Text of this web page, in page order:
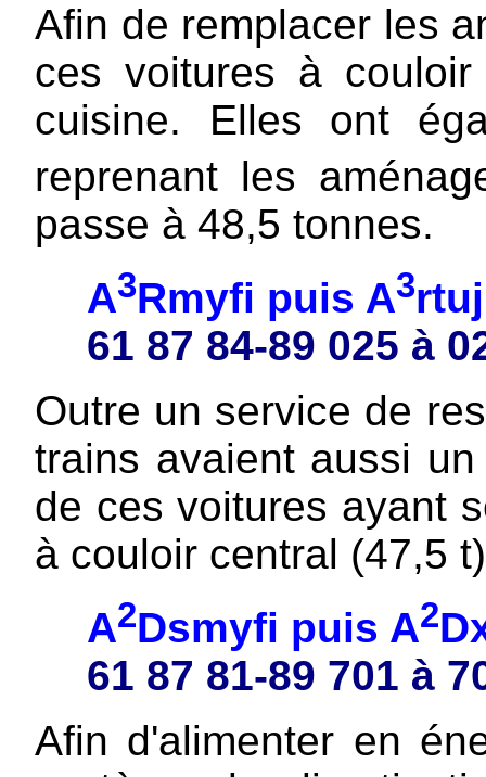
Afin de remplacer les
ces voitures à
cuisine. Elles ont
reprenant les
passe à 48,5 tonnes.
A3Rmyfi puis A3
61 87 84-89 025 à
Outre un service de
trains avaient aussi
de ces voitures ayant
à couloir central (47,5
A2Dsmyfi puis A2
61 87 81-89 701 à
Afin d'alimenter en